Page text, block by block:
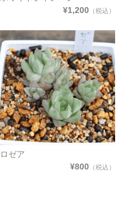
¥1,200 （税込）
ロゼア
¥800 （税込）